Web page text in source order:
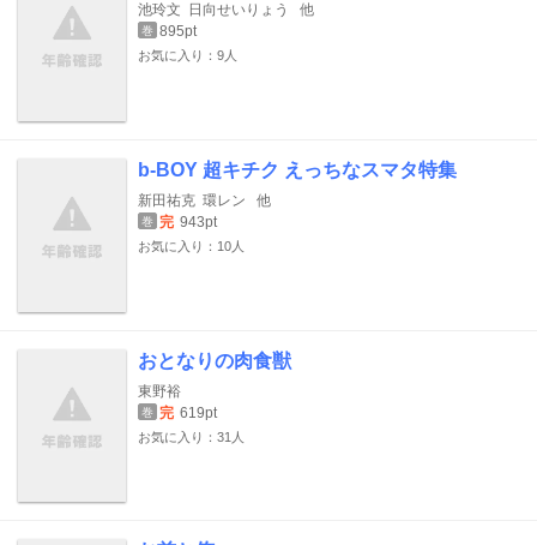
池玲文 日向せいりょう 他
巻 895pt
お気に入り：9人
b-BOY 超キチク えっちなスマタ特集
新田祐克 環レン 他
巻 完 943pt
お気に入り：10人
おとなりの肉食獣
東野裕
巻 完 619pt
お気に入り：31人